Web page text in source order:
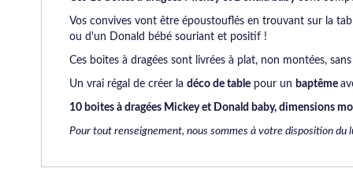
Vos convives vont être époustouflés en trouvant sur la
ou d'un Donald bébé souriant et positif !
Ces boites à dragées sont livrées à plat, non montées, sans
Un vrai régal de créer la déco de table pour un baptême
10 boites à dragées Mickey et Donald baby, dimensions
Pour tout renseignement, nous sommes à votre disposition